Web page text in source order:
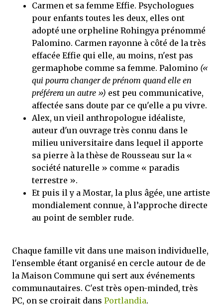
Carmen et sa femme Effie. Psychologues
pour enfants toutes les deux, elles ont
adopté une orpheline Rohingya prénommé
Palomino. Carmen rayonne à côté de la très
effacée Effie qui elle, au moins, n'est pas
germaphobe comme sa femme. Palomino («
qui pourra changer de prénom quand elle en
préférera un autre ») est peu communicative,
affectée sans doute par ce qu'elle a pu vivre.
Alex, un vieil anthropologue idéaliste,
auteur d'un ouvrage très connu dans le
milieu universitaire dans lequel il apporte
sa pierre à la thèse de Rousseau sur la «
société naturelle » comme « paradis
terrestre ».
Et puis il y a Mostar, la plus âgée, une artiste
mondialement connue, à l’approche directe
au point de sembler rude.
Chaque famille vit dans une maison individuelle,
l'ensemble étant organisé en cercle autour de de
la Maison Commune qui sert aux événements
communautaires. C'est très open-minded, très
PC, on se croirait dans Portlandia.